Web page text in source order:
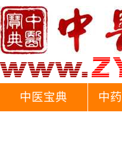
中医宝典 中药